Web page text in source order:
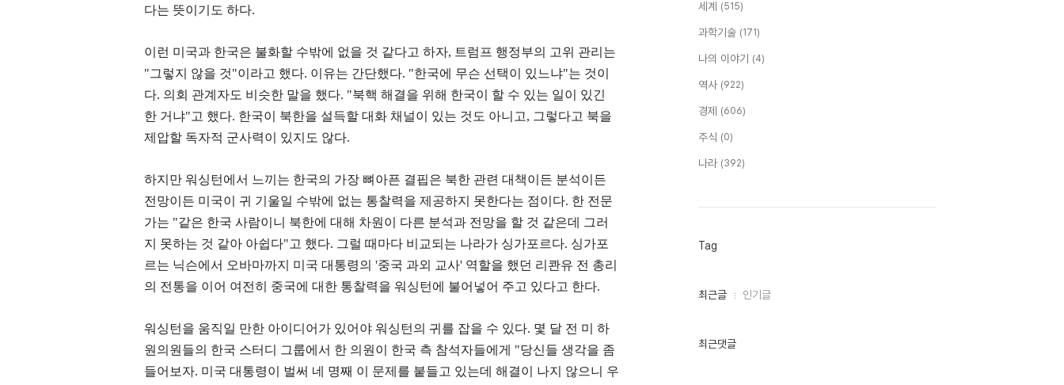
다는 뜻이기도 하다.
이런 미국과 한국은 불화할 수밖에 없을 것 같다고 하자, 트럼프 행정부의 고위 관리는
"그렇지 않을 것"이라고 했다. 이유는 간단했다. "한국에 무슨 선택이 있느냐"는 것이
다. 의회 관계자도 비슷한 말을 했다. "북핵 해결을 위해 한국이 할 수 있는 일이 있긴
한 거냐"고 했다. 한국이 북한을 설득할 대화 채널이 있는 것도 아니고, 그렇다고 북을
제압할 독자적 군사력이 있지도 않다.
하지만 워싱턴에서 느끼는 한국의 가장 뼈아픈 결핍은 북한 관련 대책이든 분석이든
전망이든 미국이 귀 기울일 수밖에 없는 통찰력을 제공하지 못한다는 점이다. 한 전문
가는 "같은 한국 사람이니 북한에 대해 차원이 다른 분석과 전망을 할 것 같은데 그러
지 못하는 것 같아 아쉽다"고 했다. 그럴 때마다 비교되는 나라가 싱가포르다. 싱가포
르는 닉슨에서 오바마까지 미국 대통령의 '중국 과외 교사' 역할을 했던 리콴유 전 총리
의 전통을 이어 여전히 중국에 대한 통찰력을 워싱턴에 불어넣어 주고 있다고 한다.
워싱턴을 움직일 만한 아이디어가 있어야 워싱턴의 귀를 잡을 수 있다. 몇 달 전 미 하
원의원들의 한국 스터디 그룹에서 한 의원이 한국 측 참석자들에게 "당신들 생각을 좀
들어보자. 미국 대통령이 벌써 네 명째 이 문제를 붙들고 있는데 해결이 나지 않으니 우
세계 (515)
과학기술 (171)
나의 이야기 (4)
역사 (922)
경제 (606)
주식 (0)
나라 (392)
Tag
최
인
최근글 인기글
최근댓글